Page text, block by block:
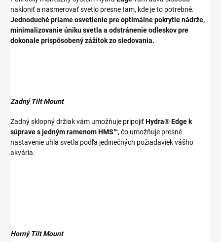
nakloniť a nasmerovať svetlo presne tam, kde je to potrebné.
Jednoduché priame osvetlenie pre optimálne pokrytie nádrže,
minimalizovanie úniku svetla a odstránenie odleskov pre
dokonale prispôsobený zážitok zo sledovania.
Zadný Tilt Mount
Zadný sklopný držiak vám umožňuje pripojiťHydra® Edge k
súprave s jedným ramenom HMS™,čo umožňuje presné
nastavenie uhla svetla podľa jedinečných požiadaviek vášho
akvária.
Horný Tilt Mount